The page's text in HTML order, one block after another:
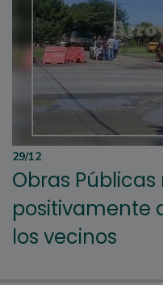
29/12
Obras
positivamente
los vecinos